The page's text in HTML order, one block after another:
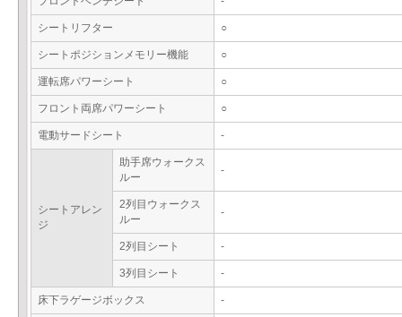
シートリフター ○
シートポジションメモリー機能 ○
運転席パワーシート ○
フロント両席パワーシート ○
電動サードシート -
シートアレン
ジ
助手席ウォークス
ルー
-
2列目ウォークス
ルー
-
2列目シート -
3列目シート -
床下ラゲージボックス -